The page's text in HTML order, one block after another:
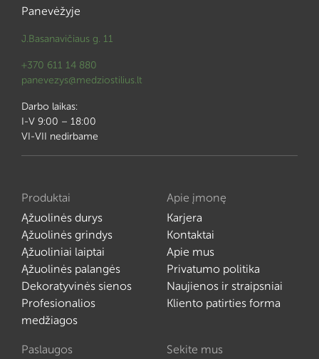
Panevėžyje
J.Basanavičiaus g. 11
+370 611 14 880
panevezys@medziostilius.lt
Darbo laikas:
I-V 9:00 – 18:00
VI-VII nedirbame
Produktai
Ąžuolinės durys
Ąžuolinės grindys
Ąžuoliniai laiptai
Ąžuolinės palangės
Dekoratyvinės sienos
Profesionalios
medžiagos
Apie įmonę
Karjera
Kontaktai
Apie mus
Privatumo politika
Naujienos ir straipsniai
Kliento patirties forma
Paslaugos Sekite mus